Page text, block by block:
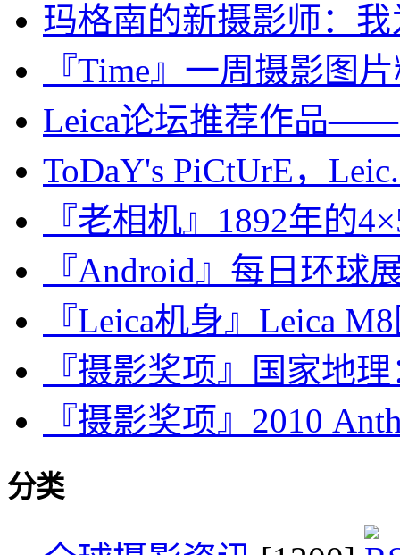
玛格南的新摄影师：
『Time』一周摄影图
Leica论坛推荐作品
ToDaY's PiCtUrE，
『老相机』1892年的
『Android』每日环球
『Leica机身』Leica
『摄影奖项』国家地
『摄影奖项』2010
分类